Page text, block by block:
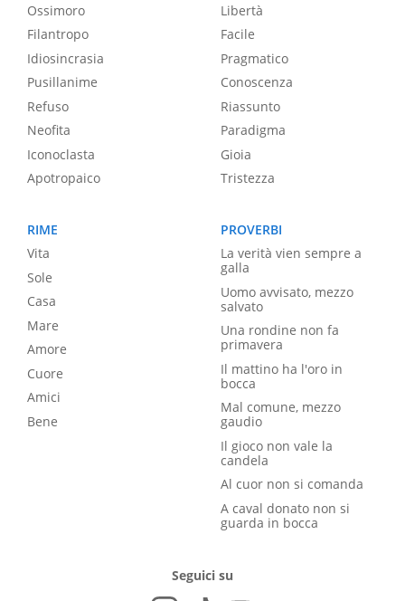
Ossimoro
Filantropo
Idiosincrasia
Pusillanime
Refuso
Neofita
Iconoclasta
Apotropaico
Libertà
Facile
Pragmatico
Conoscenza
Riassunto
Paradigma
Gioia
Tristezza
RIME
Vita
Sole
Casa
Mare
Amore
Cuore
Amici
Bene
PROVERBI
La verità vien sempre a
galla
Uomo avvisato, mezzo
salvato
Una rondine non fa
primavera
Il mattino ha l'oro in
bocca
Mal comune, mezzo
gaudio
Il gioco non vale la
candela
Al cuor non si comanda
A caval donato non si
guarda in bocca
Seguici su